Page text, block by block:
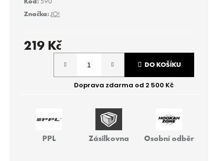
Značka:JO!
219 Kč
DO KOŠÍKU
PPL Zásilkovna Osobní odběr